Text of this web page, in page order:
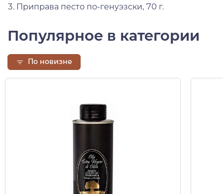
3. Приправа песто по-генуэзски, 70 г.
Популярное в категории
По новизне